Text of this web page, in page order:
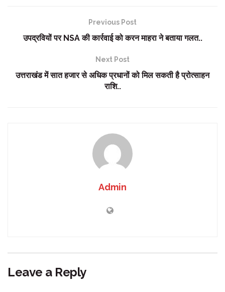
Previous Post
उपद्रवियों पर NSA की कार्रवाई को करन माहरा ने बताया गलत..
Next Post
उत्तराखंड में सात हजार से अधिक प्रधानों को मिल सकती है प्रोत्साहन
राशि..
Admin
Leave a Reply